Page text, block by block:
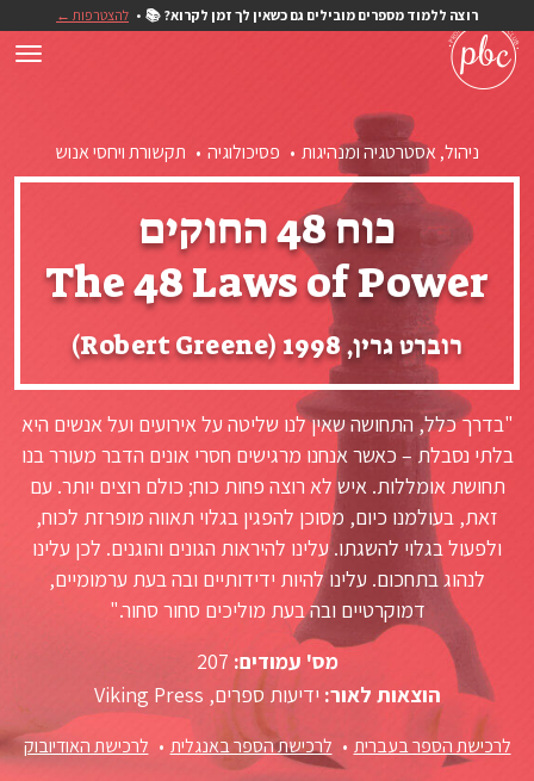
רוצה ללמוד מספרים מובילים גם כשאין לך זמן לקרוא? 📚 להצטרפות ←
ניהול, אסטרטגיה ומנהיגות פסיכולוגיה תקשורת ויחסי אנוש
כוח 48 החוקים
The 48 Laws of Power
רוברט גרין, 1998 (Robert Greene)
"בדרך כלל, התחושה שאין לנו שליטה על אירועים ועל אנשים היא
בלתי נסבלת – כאשר אנחנו מרגישים חסרי אונים הדבר מעורר בנו
תחושת אומללות. איש לא רוצה פחות כוח; כולם רוצים יותר. עם
זאת, בעולמנו כיום, מסוכן להפגין בגלוי תאווה מופרזת לכוח,
ולפעול בגלוי להשגתו. עלינו להיראות הגונים והוגנים. לכן עלינו
לנהוג בתחכום. עלינו להיות ידידותיים ובה בעת ערמומיים,
דמוקרטיים ובה בעת מוליכים סחור סחור."
מס' עמודים:207
הוצאות לאור: ידיעות ספרים, Viking Press
לרכישת הספר בעברית לרכישת הספר באנגלית
לרכישת האודיובוק